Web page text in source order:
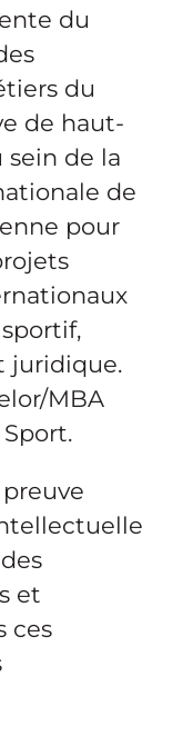
du
du
de haut-
sein de la
de
pour
juridique.
MBA
et
ces